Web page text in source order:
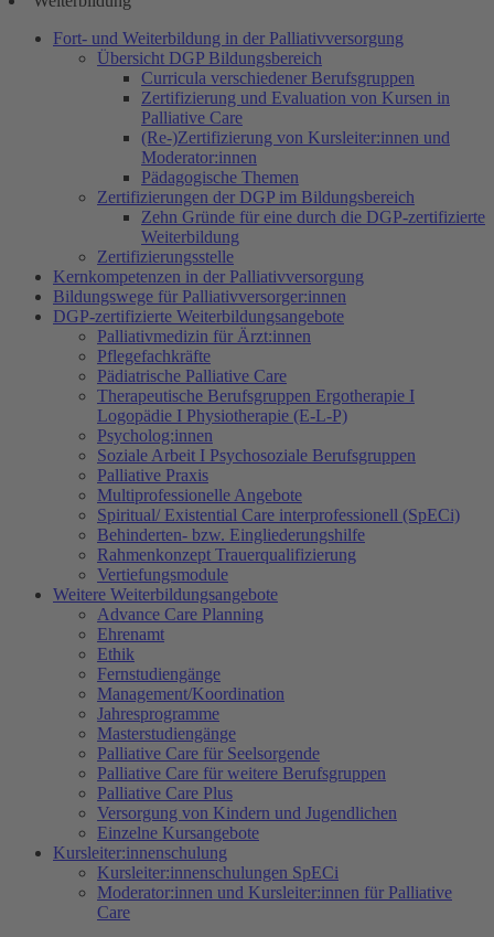
Fort- und Weiterbildung in der Palliativversorgung
Übersicht DGP Bildungsbereich
Curricula verschiedener Berufsgruppen
Zertifizierung und Evaluation von Kursen in
Palliative Care
(Re-)Zertifizierung von Kursleiter:innen und
Moderator:innen
Pädagogische Themen
Zertifizierungen der DGP im Bildungsbereich
Zehn Gründe für eine durch die DGP-zertifizierte
Weiterbildung
Zertifizierungsstelle
Kernkompetenzen in der Palliativversorgung
Bildungswege für Palliativversorger:innen
DGP-zertifizierte Weiterbildungsangebote
Palliativmedizin für Ärzt:innen
Pflegefachkräfte
Pädiatrische Palliative Care
Therapeutische Berufsgruppen Ergotherapie I
Logopädie I Physiotherapie (E-L-P)
Psycholog:innen
Soziale Arbeit I Psychosoziale Berufsgruppen
Palliative Praxis
Multiprofessionelle Angebote
Spiritual/ Existential Care interprofessionell (SpECi)
Behinderten- bzw. Eingliederungshilfe
Rahmenkonzept Trauerqualifizierung
Vertiefungsmodule
Weitere Weiterbildungsangebote
Advance Care Planning
Ehrenamt
Ethik
Fernstudiengänge
Management/Koordination
Jahresprogramme
Masterstudiengänge
Palliative Care für Seelsorgende
Palliative Care für weitere Berufsgruppen
Palliative Care Plus
Versorgung von Kindern und Jugendlichen
Einzelne Kursangebote
Kursleiter:innenschulung
Kursleiter:innenschulungen SpECi
Moderator:innen und Kursleiter:innen für Palliative
Care